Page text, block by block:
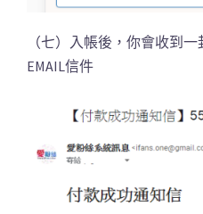
（七）入帳後，你會收到
EMAIL信件